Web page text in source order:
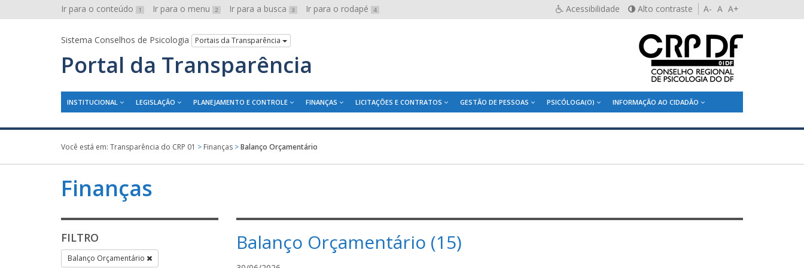
Ir para o conteúdo 1 Ir para o menu 2 Ir para a busca 3 Ir para o rodapé 4 Acessibilidade Alto contraste A- A A+
Sistema Conselhos de Psicologia Portais da Transparência
Portal da Transparência
INSTITUCIONAL LEGISLAÇÃO PLANEJAMENTO E CONTROLE FINANÇAS LICITAÇÕES E CONTRATOS GESTÃO DE PESSOAS PSICÓLOGA(O) INFORMAÇÃO AO CIDADÃO
Você está em: Transparência do CRP 01 > Finanças >Balanço Orçamentário
Finanças
FILTRO
Balanço Orçamentário
Balanço Orçamentário (15)